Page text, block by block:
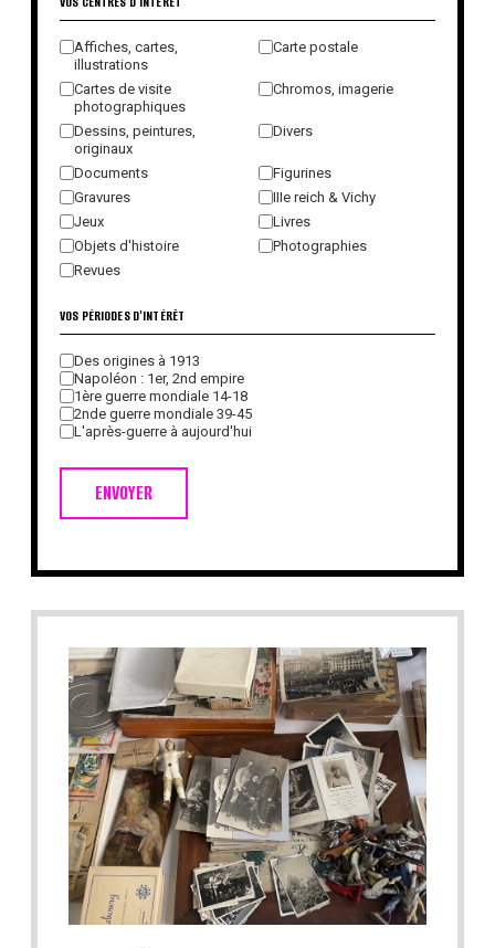
Affiches, cartes,
illustrations
Carte postale
Cartes de visite
photographiques
Chromos, imagerie
Dessins, peintures,
originaux
Divers
Documents
Figurines
Gravures
IIIe reich & Vichy
Jeux
Livres
Objets d'histoire
Photographies
Revues
ENVOYER
VOS PÉRIODES D'INTÉRÊT
Des origines à 1913
Napoléon : 1er, 2nd empire
1ère guerre mondiale 14-18
2nde guerre mondiale 39-45
L'après-guerre à aujourd'hui